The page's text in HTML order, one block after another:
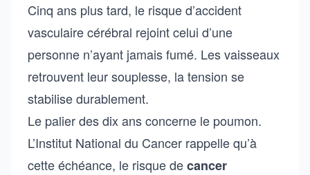
Cinq ans plus tard, le risque d’accident
vasculaire cérébral rejoint celui d’une
personne n’ayant jamais fumé. Les vaisseaux
retrouvent leur souplesse, la tension se
stabilise durablement.
Le palier des dix ans concerne le poumon.
L’Institut National du Cancer rappelle qu’à
cette échéance, le risque decancer